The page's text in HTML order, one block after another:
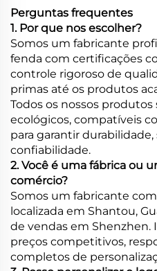
Perguntas frequentes
1. Por que nos escolher?
Somos um fabricante
fenda com certificações
controle rigoroso de
primas até os produtos
Todos os nossos
ecológicos, compatíveis
para garantir durabilidade,
confiabilidade.
2. Você é uma fábrica ou
comércio?
Somos um fabricante
localizada em Shantou,
de vendas em Shenzhen.
preços competitivos,
completos de